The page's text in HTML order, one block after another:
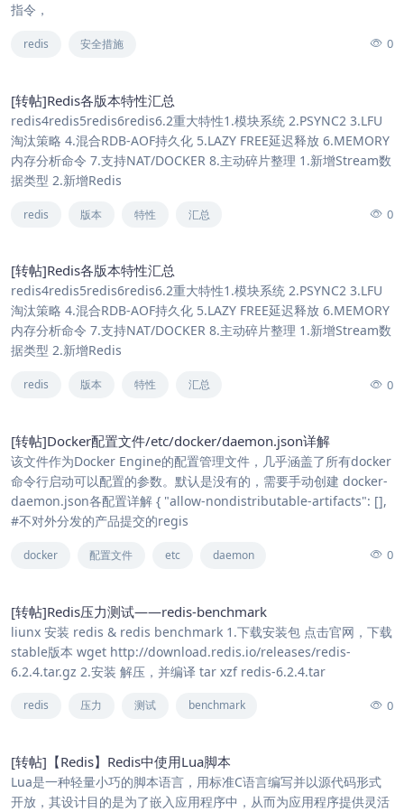
指令，
redis 安全措施 0
[转帖]Redis各版本特性汇总
redis4redis5redis6redis6.2重大特性1.模块系统 2.PSYNC2 3.LFU
淘汰策略 4.混合RDB-AOF持久化 5.LAZY FREE延迟释放 6.MEMORY
内存分析命令 7.支持NAT/DOCKER 8.主动碎片整理 1.新增Stream数
据类型 2.新增Redis
redis 版本 特性 汇总 0
[转帖]Redis各版本特性汇总
redis4redis5redis6redis6.2重大特性1.模块系统 2.PSYNC2 3.LFU
淘汰策略 4.混合RDB-AOF持久化 5.LAZY FREE延迟释放 6.MEMORY
内存分析命令 7.支持NAT/DOCKER 8.主动碎片整理 1.新增Stream数
据类型 2.新增Redis
redis 版本 特性 汇总 0
[转帖]Docker配置文件/etc/docker/daemon.json详解
该文件作为Docker Engine的配置管理文件，几乎涵盖了所有docker
命令行启动可以配置的参数。默认是没有的，需要手动创建 docker-
daemon.json各配置详解 { "allow-nondistributable-artifacts": [],
#不对外分发的产品提交的regis
docker 配置文件 etc daemon 0
[转帖]Redis压力测试——redis-benchmark
liunx 安装 redis & redis benchmark 1.下载安装包 点击官网，下载
stable版本 wget http://download.redis.io/releases/redis-
6.2.4.tar.gz 2.安装 解压，并编译 tar xzf redis-6.2.4.tar
redis 压力 测试 benchmark 0
[转帖]【Redis】Redis中使用Lua脚本
Lua是一种轻量小巧的脚本语言，用标准C语言编写并以源代码形式
开放，其设计目的是为了嵌入应用程序中，从而为应用程序提供灵活